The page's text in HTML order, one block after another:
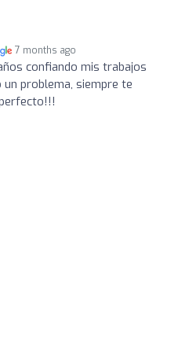
7 months ago
confiando mis trabajos
problema, siempre te